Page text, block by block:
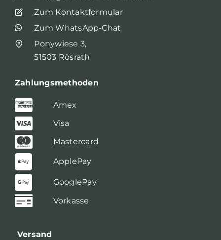
Zum Kontaktformular
Zum WhatsApp-Chat
Ponywiese 3,
51503 Rösrath
Zahlungsmethoden
Amex
Visa
Mastercard
ApplePay
GooglePay
Vorkasse
Versand